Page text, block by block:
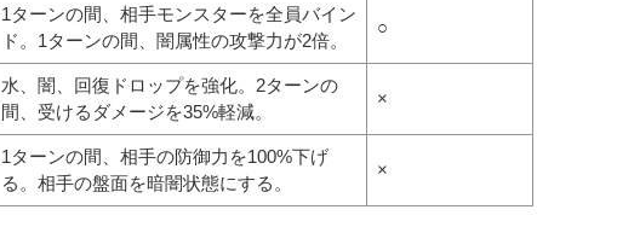
1ターンの間、相手モンスターを全員バイン
ド。1ターンの間、闇属性の攻撃力が2倍。
○
水、闇、回復ドロップを強化。2ターンの
間、受けるダメージを35%軽減。
×
1ターンの間、相手の防御力を100%下げ
る。相手の盤面を暗闇状態にする。
×